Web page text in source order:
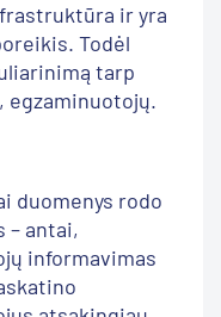
ir yra
Todėl
tarp
egzaminuotojų.
duomenys rodo
– antai,
informavimas